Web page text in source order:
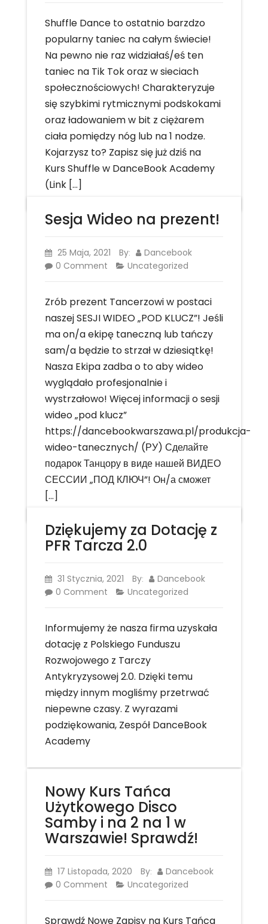
Shuffle Dance to ostatnio barzdzo
popularny taniec na całym świecie!
Na pewno nie raz widziałaś/eś ten
taniec na Tik Tok oraz w sieciach
społecznościowych! Charakteryzuje
się szybkimi rytmicznymi podskokami
oraz ładowaniem w bit z ciężarem
ciała pomiędzy nóg lub na 1 nodze.
Kojarzysz to? Zapisz się już dziś na
Kurs Shuffle w DanceBook Academy
(Link […]
Sesja Wideo na prezent!
25 Maja, 2021 By:
Dancebook
0 Comment
Uncategorized
Zrób prezent Tancerzowi w postaci
naszej SESJI WIDEO „POD KLUCZ”! Jeśli
ma on/a ekipę taneczną lub tańczy
sam/a będzie to strzał w dziesiątkę!
Nasza Ekipa zadba o to aby wideo
wyglądało profesjonalnie i
wystrzałowo! Więcej informacji o sesji
wideo „pod klucz”
https://dancebookwarszawa.pl/produkcja-
wideo-tanecznych/ (РУ) Сделайте
подарок Танцору в виде нашей ВИДЕО
СЕССИИ „ПОД КЛЮЧ”! Он/а сможет
[…]
Dziękujemy za Dotację z
PFR Tarcza 2.0
31 Stycznia, 2021 By:
Dancebook
0 Comment
Uncategorized
Informujemy że nasza firma uzyskała
dotację z Polskiego Funduszu
Rozwojowego z Tarczy
Antykryzysowej 2.0. Dzięki temu
między innym mogliśmy przetrwać
niepewne czasy. Z wyrazami
podziękowania, Zespół DanceBook
Academy
Nowy Kurs Tańca
Użytkowego Disco
Samby i na 2 na 1 w
Warszawie! Sprawdź!
17 Listopada, 2020 By:
Dancebook
0 Comment
Uncategorized
Sprawdź Nowe Zapisy na Kurs Tańca